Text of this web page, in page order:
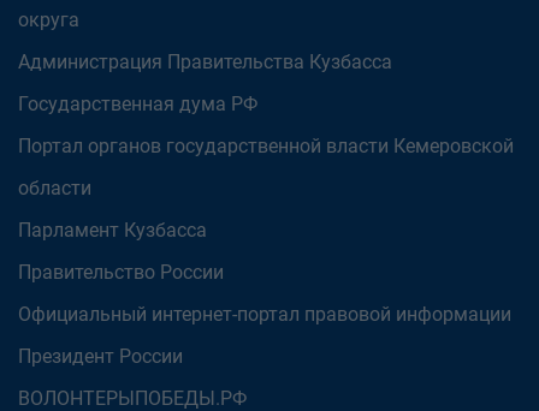
округа
Администрация Правительства Кузбасса
Государственная дума РФ
Портал органов государственной власти Кемеровской
области
Парламент Кузбасса
Правительство России
Официальный интернет-портал правовой информации
Президент России
ВОЛОНТЕРЫПОБЕДЫ.РФ